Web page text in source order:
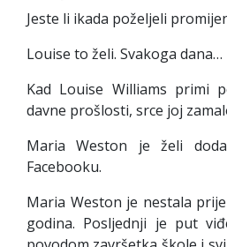
Jeste li ikada poželjeli
Louise to želi. Svakoga dana…
Kad Louise Williams primi
davne prošlosti, srce joj
Maria Weston je želi
Facebooku.
Maria Weston je nestala
godina. Posljednji je put